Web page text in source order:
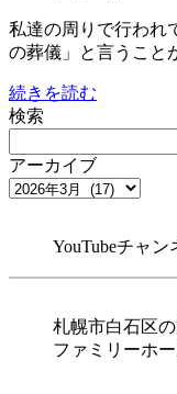
私達の周りで行われ
の葬儀」と言うこと
続きを読む
検索
アーカイブ
YouTubeチャン
札幌市白石区
ファミリーホ